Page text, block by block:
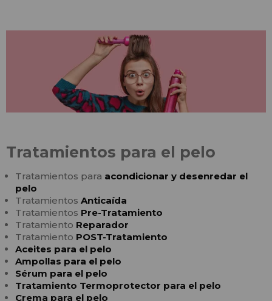
Tratamientos para el pelo
Tratamientos para acondicionar y desenredar el
pelo
Tratamientos Anticaída
Tratamientos Pre-Tratamiento
Tratamiento Reparador
Tratamiento POST-Tratamiento
Aceites para el pelo
Ampollas para el pelo
Sérum para el pelo
Tratamiento Termoprotector para el pelo
Crema para el pelo